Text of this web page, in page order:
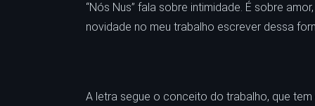
“Nós Nus” fala sobre intimidade. É sobre
novidade no meu trabalho escrever dessa
A letra segue o conceito do trabalho, que